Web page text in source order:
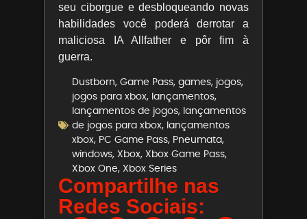
seu ciborgue e desbloqueando novas
habilidades você poderá derrotar a
maliciosa IA Allfather e pôr fim à
guerra.
Dustborn, Game Pass, games, jogos,
jogos para xbox, lançamentos,
lançamentos de jogos, lançamentos
de jogos para xbox, lançamentos
xbox, PC Game Pass, Pneumata,
windows, Xbox, Xbox Game Pass,
Xbox One, Xbox Series
Compartilhe nas
Redes Sociais: